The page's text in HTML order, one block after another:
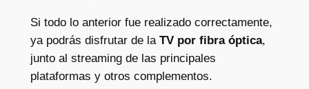
Si todo lo anterior fue realizado correctamente,
ya podrás disfrutar de la TV por fibra óptica,
junto al streaming de las principales
plataformas y otros complementos.